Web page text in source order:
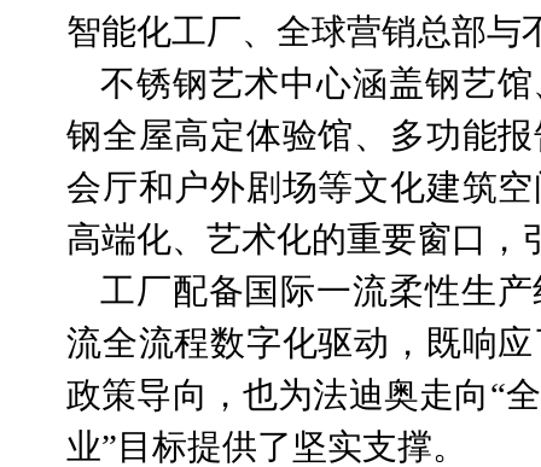
智能化工厂、全球营销总部与
不锈钢艺术中心涵盖钢艺
钢全屋高定体验馆、多功能
会厅和户外剧场等文化建筑
高端化、艺术化的重要窗口，
工厂配备国际一流柔性生
流全流程数字化驱动，既响
政策导向，也为法迪奥走向“
业”目标提供了坚实支撑。